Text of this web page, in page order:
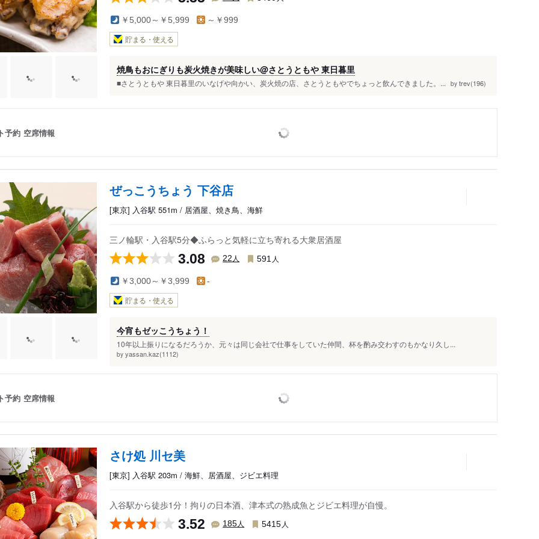
￥5,000～￥5,999 ～￥999
貯まる・使える
焼鳥もおにぎりも炭火焼きが美味しい@さとうともや 東日暮里
■さとうともや 東日暮里のいなげや向かい、炭火焼の店、さとうともやでちょっと飲んできました。... by trev(196)
予約 空席情報
ぜっこうちょう 下谷店
[東京] 入谷駅 551m / 居酒屋、焼き鳥、海鮮
三ノ輪駅・入谷駅5分◆ふらっと気軽に立ち寄れる大衆居酒屋
3.08 22 人 591 人
￥3,000～￥3,999 -
貯まる・使える
今宵もゼッこうちょう！
10年以上振りになるだろうか、元々は同じ会社で仕事をしていた仲間、杯を酌み交わすのもかなり久し...
by yassan.kaz(1112)
予約 空席情報
さけ処 川セ美
[東京] 入谷駅 203m / 海鮮、居酒屋、ジビエ料理
入谷駅から徒歩1分！拘りの日本酒、津本式の熟成魚とジビエ料理が自慢。
3.52 185人 5415 人